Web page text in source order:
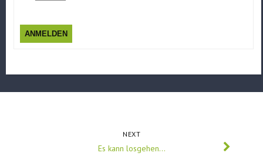
ANMELDEN
NEXT
Es kann losgehen…